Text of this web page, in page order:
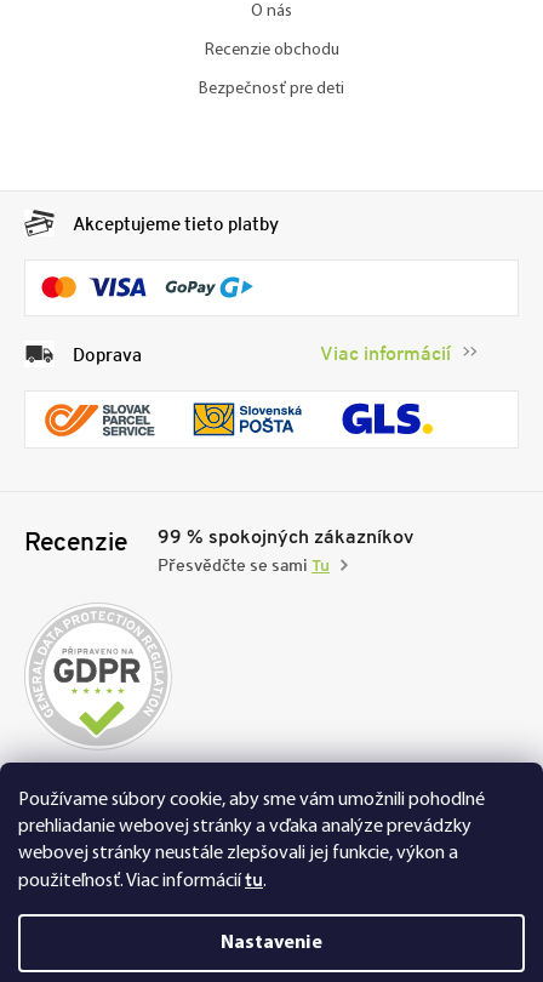
Používame súbory cookie, aby sme vám umožnili pohodlné
prehliadanie webovej stránky a vďaka analýze prevádzky
webovej stránky neustále zlepšovali jej funkcie, výkon a
použiteľnosť.Viac informáciítu.
Nastavenie
O nás
Recenzie obchodu
Bezpečnosť pre deti
Akceptujeme tieto platby
Doprava Viac informácií
Recenzie 99 % spokojných zákazníkov
Přesvědčte se sami Tu
Nakupujte na FEXI bezpečne a bez obáv. Vďaka
HTTPS protokolu sú vaše citlivé dáta úplne v
bezpečí, všetky informácie medzi prehliadačom a
serverom sa prenášajú v zašifrovanej podobe.
Copyright 2019 FEXI Rolety. Všetky práva vyhradené. |FEXI Rolety,